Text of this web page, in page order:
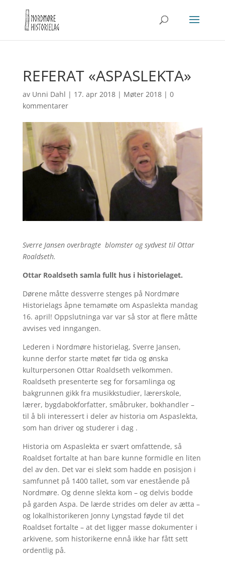
REFERAT «ASPASLEKTA»
av Unni Dahl | 17. apr 2018| Møter 2018| 0
kommentarer
Sverre Jansen overbragte blomster og sydvest til Ottar
Roaldseth.
Ottar Roaldseth samla fullt hus i historielaget.
Dørene måtte dessverre stenges på Nordmøre
Historielags åpne temamøte om Aspaslekta mandag
16. april! Oppslutninga var var så stor at flere måtte
avvises ved inngangen.
Lederen i Nordmøre historielag, Sverre Jansen,
kunne derfor starte møtet før tida og ønska
kulturpersonen Ottar Roaldseth velkommen.
Roaldseth presenterte seg for forsamlinga og
bakgrunnen gikk fra musikkstudier, lærerskole,
lærer, bygdabokforfatter, småbruker, bokhandler –
til å bli interessert i deler av historia om Aspaslekta,
som han driver og studerer i dag .
Historia om Aspaslekta er svært omfattende, så
Roaldset fortalte at han bare kunne formidle en liten
del av den. Det var ei slekt som hadde en posisjon i
samfunnet på 1400 tallet, som var enestående på
Nordmøre. Og denne slekta kom – og delvis bodde
på garden Aspa. De lærde strides om deler av ætta –
og lokalhistorikeren Jonny Lyngstad føyde til det
Roaldset fortalte – at det ligger masse dokumenter i
arkivene, som historikerne ennå ikke har fått sett
ordentlig på.